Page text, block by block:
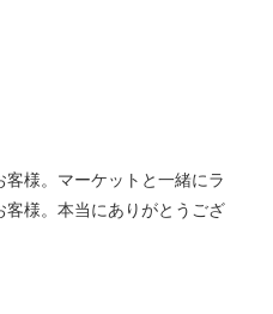
様。マーケットと一緒にラ
様。本当にありがとうござ